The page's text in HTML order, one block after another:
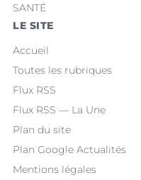
SANTÉ
LE SITE
Accueil
Toutes les rubriques
Flux RSS
Flux RSS — La Une
Plan du site
Plan Google Actualités
Mentions légales